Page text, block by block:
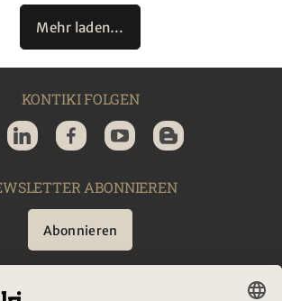
Mehr laden…
KONTIKI FOLGEN
ABONNIEREN
Abonnieren